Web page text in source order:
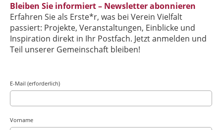
Bleiben Sie informiert – Newsletter abonnieren
Erfahren Sie als Erste*r, was bei Verein Vielfalt
passiert: Projekte, Veranstaltungen, Einblicke und
Inspiration direkt in Ihr Postfach. Jetzt anmelden und
Teil unserer Gemeinschaft bleiben!
E-Mail (erforderlich)
Vorname